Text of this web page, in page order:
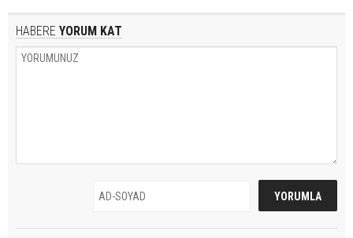
HABERE YORUM KAT